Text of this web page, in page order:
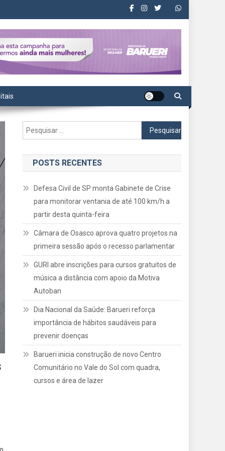
Pesquisar
por:
POSTS RECENTES
Defesa Civil de SP monta Gabinete de Crise
para monitorar ventania de até 100 km/h a
partir desta quinta-feira
Câmara de Osasco aprova quatro projetos na
primeira sessão após o recesso parlamentar
GURI abre inscrições para cursos gratuitos de
música a distância com apoio da Motiva
Autoban
Dia Nacional da Saúde: Barueri reforça
importância de hábitos saudáveis para
prevenir doenças
Barueri inicia construção de novo Centro
Comunitário no Vale do Sol com quadra,
cursos e área de lazer